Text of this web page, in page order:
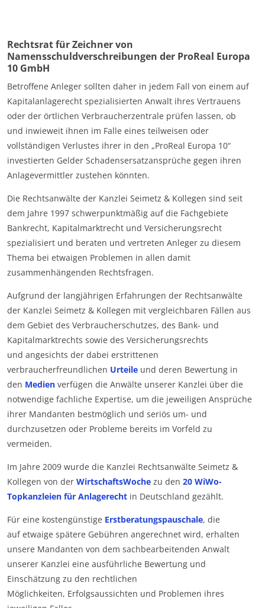
Rechtsrat für Zeichner von
Namensschuldverschreibungen der ProReal Europa
10 GmbH
Betroffene Anleger sollten daher in jedem Fall von einem auf
Kapitalanlagerecht spezialisierten Anwalt ihres Vertrauens
oder der örtlichen Verbraucherzentrale prüfen lassen, ob
und inwieweit ihnen im Falle eines teilweisen oder
vollständigen Verlustes ihrer in den „ProReal Europa 10“
investierten Gelder Schadensersatzansprüche gegen ihren
Anlagevermittler zustehen könnten.
Die Rechtsanwälte der Kanzlei Seimetz & Kollegen sind seit
dem Jahre 1997 schwerpunktmäßig auf die Fachgebiete
Bankrecht, Kapitalmarktrecht und Versicherungsrecht
spezialisiert und beraten und vertreten Anleger zu diesem
Thema bei etwaigen Problemen in allen damit
zusammenhängenden Rechtsfragen.
Aufgrund der langjährigen Erfahrungen der Rechtsanwälte
der Kanzlei Seimetz & Kollegen mit vergleichbaren Fällen aus
dem Gebiet des Verbraucherschutzes, des Bank- und
Kapitalmarktrechts sowie des Versicherungsrechts
und angesichts der dabei erstrittenen
verbraucherfreundlichen Urteileund deren Bewertung in
den Medienverfügen die Anwälte unserer Kanzlei über die
notwendige fachliche Expertise, um die jeweiligen Ansprüche
ihrer Mandanten bestmöglich und seriös um- und
durchzusetzen oder Probleme bereits im Vorfeld zu
vermeiden.
Im Jahre 2009 wurde die Kanzlei Rechtsanwälte Seimetz &
Kollegen von der WirtschaftsWochezu den 20 WiWo-
Topkanzleien für Anlagerecht in Deutschland gezählt.
Für eine kostengünstige Erstberatungspauschale, die
auf etwaige spätere Gebühren angerechnet wird, erhalten
unsere Mandanten von dem sachbearbeitenden Anwalt
unserer Kanzlei eine ausführliche Bewertung und
Einschätzung zu den rechtlichen
Möglichkeiten, Erfolgsaussichten und Problemen ihres